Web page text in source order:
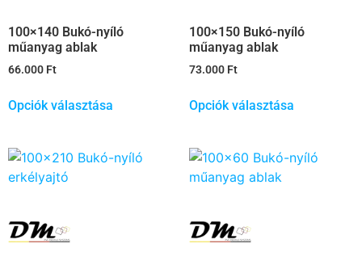
100×140 Bukó-nyíló
műanyag ablak
66.000 Ft
Opciók választása
100×150 Bukó-nyíló
műanyag ablak
73.000 Ft
Opciók választása